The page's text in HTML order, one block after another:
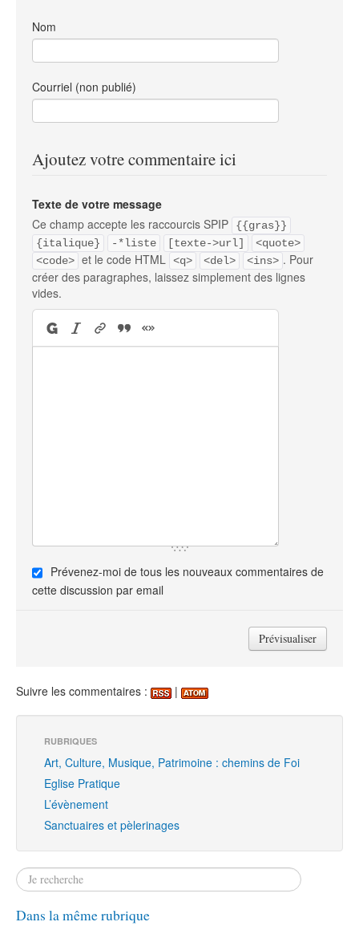
Nom
Courriel (non publié)
Ajoutez votre commentaire ici
Texte de votre message
Ce champ accepte les raccourcis SPIP
{{gras}}
{italique}
-*liste [texte->url]
<quote>
<code> et le code HTML <q> <del> <ins> . Pour
créer des paragraphes, laissez simplement des lignes
vides.
Prévenez-moi de tous les nouveaux commentaires de
cette discussion par email
Suivre les commentaires : |
RUBRIQUES
Art, Culture, Musique, Patrimoine : chemins de Foi
Eglise Pratique
L’évènement
Sanctuaires et pèlerinages
Dans la même rubrique